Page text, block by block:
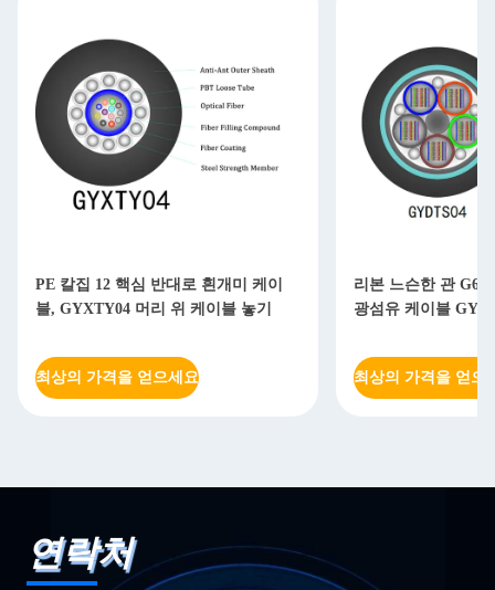
PE 칼집 12 핵심 반대로 흰개미 케이
블, GYXTY04 머리 위 케이블 놓기
최상의 가격을 얻으세요
리본 느슨한 관
광섬유 케이블
최상의 가격을 얻으
연락처